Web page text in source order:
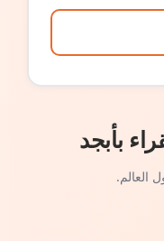
بأبجد
العالم.